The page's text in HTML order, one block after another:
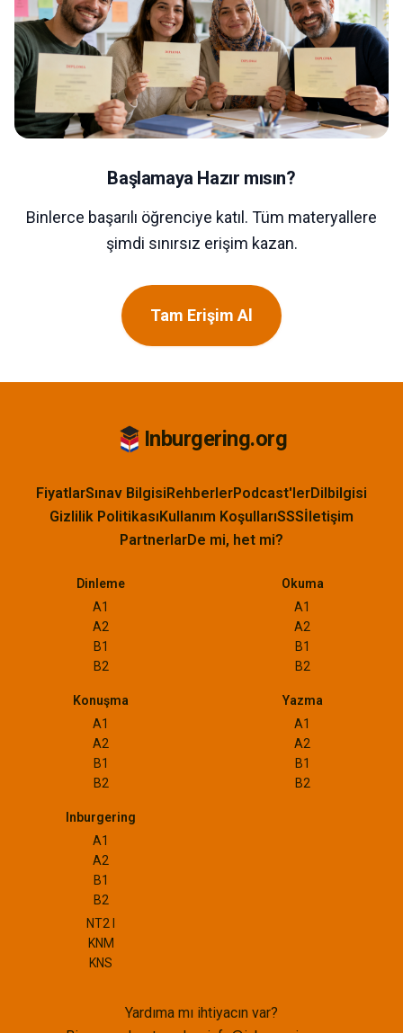
Başlamaya Hazır mısın?
Binlerce başarılı öğrenciye katıl. Tüm materyallere
şimdi sınırsız erişim kazan.
Tam Erişim Al
Inburgering.org
FiyatlarSınav BilgisiRehberlerPodcast'lerDilbilgisi
Gizlilik PolitikasıKullanım KoşullarıSSSİletişim
PartnerlarDe mi, het mi?
Dinleme
A1
A2
B1
B2
Okuma
A1
A2
B1
B2
Konuşma
A1
A2
B1
B2
Yazma
A1
A2
B1
B2
Inburgering
A1
A2
B1
B2
NT2 I
KNM
KNS
Yardıma mı ihtiyacın var?